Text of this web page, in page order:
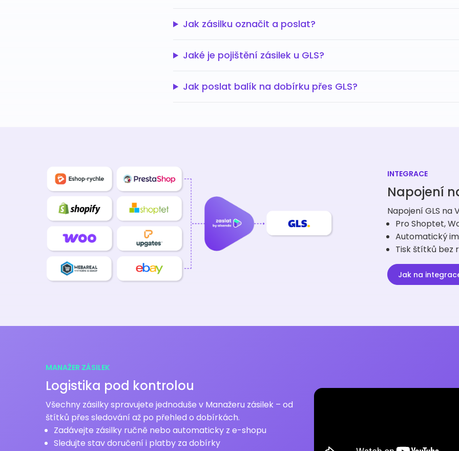
Jak zásilku označit a poslat?
Jaké je pojištění zásilek u GLS?
Jak poslat balík na dobírku přes GLS?
INTEGRACE
Napojení
Napojení GLS na
Pro Shoptet,
Automatický
Tisk štítků bez
Jak na
MANAŽER ZÁSILEK
Logistika pod kontrolou
Všechny zásilky spravujete jednoduše v Manažeru zásilek – od
štítků přes sledování až po přehled o dobírkách.
Zadávejte zásilky ručně nebo automaticky z e-shopu
Sledujte stav doručení i platby za dobírky